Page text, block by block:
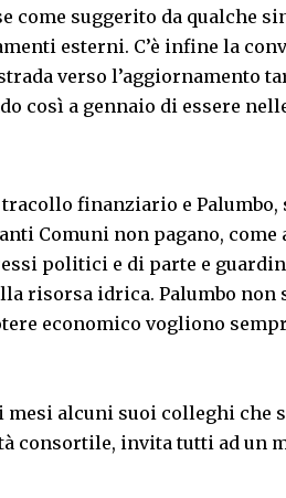
come suggerito da qualche
esterni. C’è infine la
verso l’aggiornamento
così a gennaio di essere
finanziario e Palumbo,
Comuni non pagano, come
politici e di parte e
risorsa idrica. Palumbo non
economico vogliono
mesi alcuni suoi colleghi che
consortile, invita tutti ad un